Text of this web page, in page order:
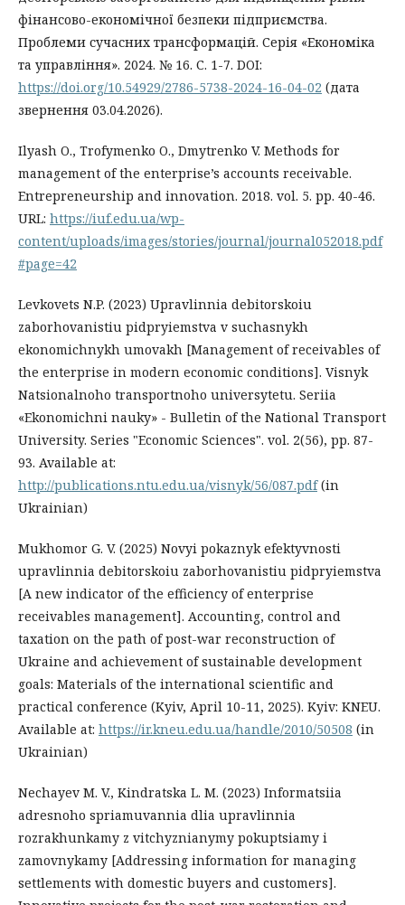
фінансово-економічної безпеки підприємства.
Проблеми сучасних трансформацій. Серія «Економіка
та управління». 2024. № 16. С. 1-7. DOI:
https://doi.org/10.54929/2786-5738-2024-16-04-02 (дата
звернення 03.04.2026).
Ilyash O., Trofymenko O., Dmytrenko V. Methods for
management of the enterprise’s accounts receivable.
Entrepreneurship and innovation. 2018. vol. 5. рp. 40-46.
URL: https://iuf.edu.ua/wp-
content/uploads/images/stories/journal/journal052018.pdf
#page=42
Levkovets N.P. (2023) Upravlinnia debitorskoiu
zaborhovanistiu pidpryiemstva v suchasnykh
ekonomichnykh umovakh [Management of receivables of
the enterprise in modern economic conditions]. Visnyk
Natsionalnoho transportnoho universytetu. Seriia
«Ekonomichni nauky» - Bulletin of the National Transport
University. Series "Economic Sciences". vol. 2(56), pp. 87-
93. Available at:
http://publications.ntu.edu.ua/visnyk/56/087.pdf(in
Ukrainian)
Mukhomor G. V. (2025) Novyi pokaznyk efektyvnosti
upravlinnia debitorskoiu zaborhovanistiu pidpryiemstva
[A new indicator of the efficiency of enterprise
receivables management]. Accounting, control and
taxation on the path of post-war reconstruction of
Ukraine and achievement of sustainable development
goals: Materials of the international scientific and
practical conference (Kyiv, April 10-11, 2025). Kyiv: KNEU.
Available at: https://ir.kneu.edu.ua/handle/2010/50508 (in
Ukrainian)
Nechayev M. V., Kindratska L. M. (2023) Informatsiia
adresnoho spriamuvannia dlia upravlinnia
rozrakhunkamy z vitchyznianymy pokuptsiamy i
zamovnykamy [Addressing information for managing
settlements with domestic buyers and customers].